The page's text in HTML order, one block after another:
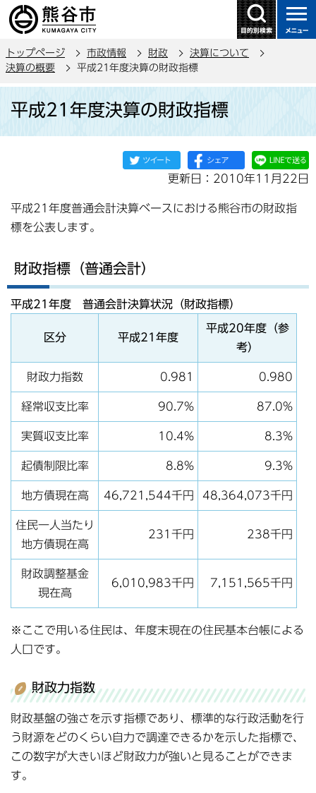
の
ー
トップページ 市政情報 財政
決算について
決算の概要
平成21年度決算の財政指標
平成21年度決算の財政指標
更新日：2010年11月22日
平成21年度普通会計決算ベースにおける熊谷市の財政指
標を公表します。
財政指標（普通会計）
平成21年度 普通会計決算状況（財政指標）
区分 平成21年度
平成20年度（参
考）
財政力指数 0.981 0.980
経常収支比率 90.7% 87.0%
実質収支比率 10.4% 8.3%
起債制限比率 8.8% 9.3%
地方債現在高 46,721,544千円 48,364,073千円
住民一人当たり
地方債現在高
231千円 238千円
財政調整基金
現在高
6,010,983千円 7,151,565千円
※ここで用いる住民は、年度末現在の住民基本台帳による
人口です。
財政力指数
財政基盤の強さを示す指標であり、標準的な行政活動を行
う財源をどのくらい自力で調達できるかを示した指標で、
この数字が大きいほど財政力が強いと見ることができま
す。